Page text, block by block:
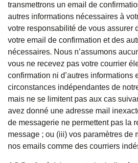
transmettrons un email de
autres informations nécessaires à
votre responsabilité de vous assurer
votre email de confirmation et des
nécessaires. Nous n’assumons
vous ne recevez pas votre courrier
confirmation ni d’autres informations
circonstances indépendantes de
mais ne se limitent pas aux cas
avez donné une adresse mail
de messagerie ne permettent pas la
message ; ou (iii) vos paramètres de
nos emails comme des courriers